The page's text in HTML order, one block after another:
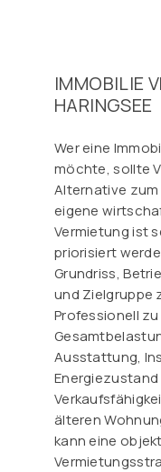
IMMOBILIE
HARINGSEE
Wer eine
möchte, sollte
Alternative zum
eigene
Vermietung ist
priorisiert
Grundriss,
und Zielgruppe
Professionell
Ausstattung,
älteren
kann eine